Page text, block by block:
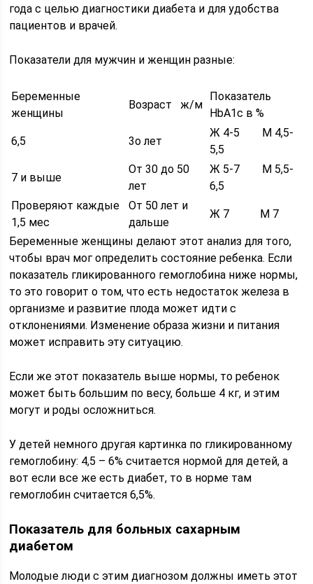
года с целью диагностики диабета и для удобства
пациентов и врачей.
Показатели для мужчин и женщин разные:
Беременные
женщины
Возраст ж/м
Показатель
HbA1с в %
6,5 3о лет
Ж 4-5 М 4,5-
5,5
7 и выше
От 30 до 50
лет
Ж 5-7 М 5,5-
6,5
Проверяют каждые
1,5 мес
От 50 лет и
дальше
Ж 7 М 7
Беременные женщины делают этот анализ для того,
чтобы врач мог определить состояние ребенка. Если
показатель гликированного гемоглобина ниже нормы,
то это говорит о том, что есть недостаток железа в
организме и развитие плода может идти с
отклонениями. Изменение образа жизни и питания
может исправить эту ситуацию.
Если же этот показатель выше нормы, то ребенок
может быть большим по весу, больше 4 кг, и этим
могут и роды осложниться.
У детей немного другая картинка по гликированному
гемоглобину: 4,5 – 6% считается нормой для детей, а
вот если все же есть диабет, то в норме там
гемоглобин считается 6,5%.
Показатель для больных сахарным
диабетом
Молодые люди с этим диагнозом должны иметь этот